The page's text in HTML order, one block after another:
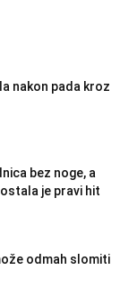
nakon pada kroz
bez noge, a
je pravi hit
odmah slomiti